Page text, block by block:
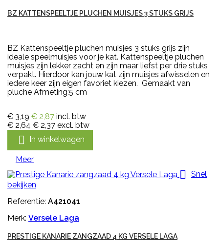
BZ KATTENSPEELTJE PLUCHEN MUISJES 3 STUKS GRIJS
BZ Kattenspeeltje pluchen muisjes 3 stuks grijs zijn
ideale speelmuisjes voor je kat. Kattenspeeltje pluchen
muisjes zijn lekker zacht en zijn maar liefst per drie stuks
verpakt. Hierdoor kan jouw kat zijn muisjes afwisselen en
iedere keer zijn eigen favoriet kiezen. Gemaakt van
pluche Afmeting:5 cm
€ 3,19 € 2,87 incl. btw
€ 2,64 € 2,37 excl. btw
 In winkelwagen
Meer
 Snel
bekijken
Referentie: A421041
Merk: Versele Laga
PRESTIGE KANARIE ZANGZAAD 4 KG VERSELE LAGA